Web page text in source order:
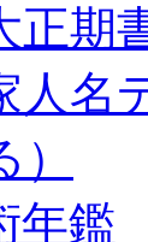
正期
人名
年鑑